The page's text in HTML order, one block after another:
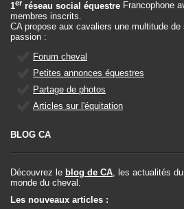
1er réseau social équestre Francophone
membres inscrits.
CA propose aux cavaliers une multitude de
passion :
Forum cheval
Petites annonces équestres
Partage de photos
Articles sur l'équitation
BLOG CA
Découvrez le blog de CA , les actualités
monde du cheval.
Les nouveaux articles :